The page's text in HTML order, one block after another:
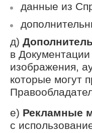
данные из
д)
в
изображения,
которые могут
е) Рекламные
с